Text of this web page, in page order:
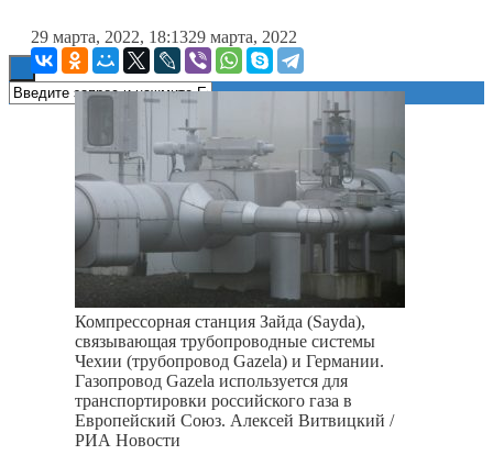
29 марта, 2022, 18:1329 марта, 2022
Компрессорная станция Зайда (Sayda),
связывающая трубопроводные системы
Чехии (трубопровод Gazela) и Германии.
Газопровод Gazela используется для
транспортировки российского газа в
Европейский Союз. Алексей Витвицкий /
РИА Новости